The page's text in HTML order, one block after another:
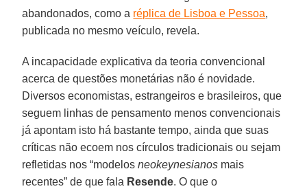
abandonados, como a réplica de Lisboa e Pessoa,
publicada no mesmo veículo, revela.
A incapacidade explicativa da teoria convencional
acerca de questões monetárias não é novidade.
Diversos economistas, estrangeiros e brasileiros, que
seguem linhas de pensamento menos convencionais
já apontam isto há bastante tempo, ainda que suas
críticas não ecoem nos círculos tradicionais ou sejam
refletidas nos “modelosneokeynesianos mais
recentes” de que fala Resende. O que o